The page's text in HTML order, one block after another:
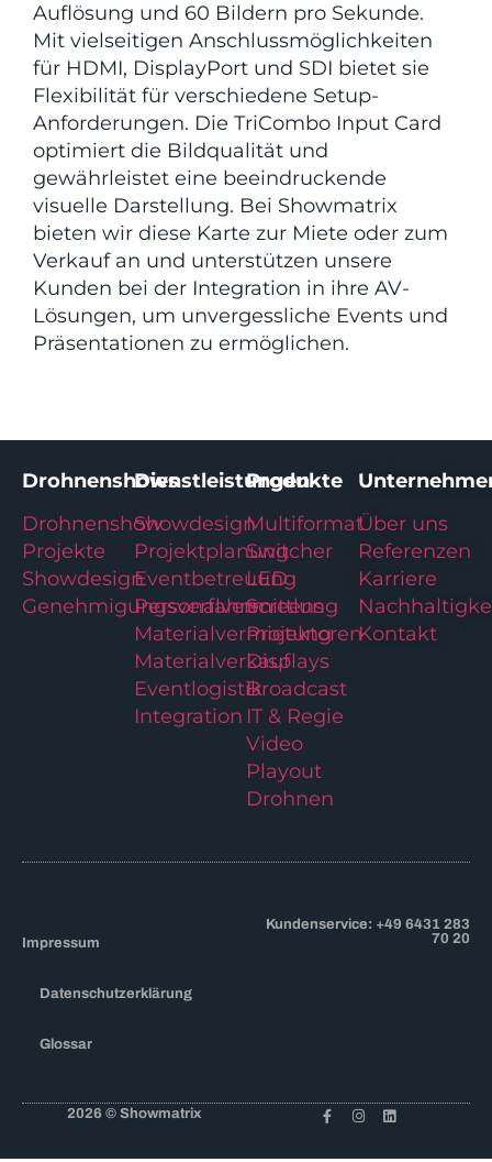
Auflösung und 60 Bildern pro Sekunde.
Mit vielseitigen Anschlussmöglichkeiten
für HDMI, DisplayPort und SDI bietet sie
Flexibilität für verschiedene Setup-
Anforderungen. Die TriCombo Input Card
optimiert die Bildqualität und
gewährleistet eine beeindruckende
visuelle Darstellung. Bei Showmatrix
bieten wir diese Karte zur Miete oder zum
Verkauf an und unterstützen unsere
Kunden bei der Integration in ihre AV-
Lösungen, um unvergessliche Events und
Präsentationen zu ermöglichen.
Drohnenshows
Drohnenshow
Projekte
Showdesign
Genehmigungsverfahren
Dienstleistungen
Showdesign
Projektplanung
Eventbetreuung
Personalvermittlung
Materialvermietung
Materialverkauf
Eventlogistik
Integration
Produkte
Multiformat
Switcher
LED
Screens
Projektoren
Displays
Broadcast
IT & Regie
Video
Playout
Drohnen
Über uns
Referenzen
Karriere
Kontakt
Impressum
Datenschutzerklärung
Glossar
Kundenservice: +49 6431 283
70 20
2026 © Showmatrix